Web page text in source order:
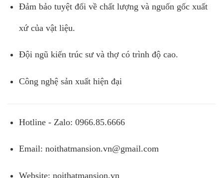
Đảm bảo tuyệt đối về chất lượng và nguốn gốc xuất
xứ của vật liệu.
Đội ngũ kiến trúc sư và thợ có trình độ cao.
Công nghệ sản xuất hiện đại
Hotline - Zalo: 0966.85.6666
Email: noithatmansion.vn@gmail.com
Website: noithatmansion.vn